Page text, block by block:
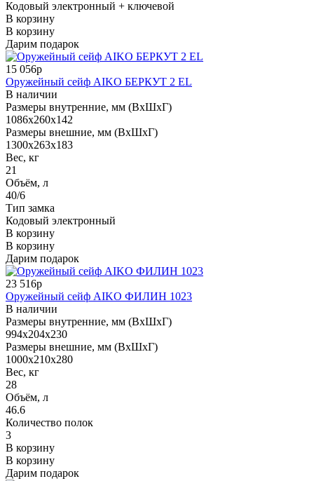
Кодовый электронный + ключевой
В корзину
В корзину
Дарим подарок
15 056р
Оружейный сейф AIKO БЕРКУТ 2 EL
В наличии
Размеры внутренние, мм (ВхШхГ)
1086x260x142
Размеры внешние, мм (ВхШхГ)
1300x263x183
Вес, кг
21
Объём, л
40/6
Тип замка
Кодовый электронный
В корзину
В корзину
Дарим подарок
23 516р
Оружейный сейф AIKO ФИЛИН 1023
В наличии
Размеры внутренние, мм (ВхШхГ)
994x204x230
Размеры внешние, мм (ВхШхГ)
1000x210x280
Вес, кг
28
Объём, л
46.6
Количество полок
3
В корзину
В корзину
Дарим подарок